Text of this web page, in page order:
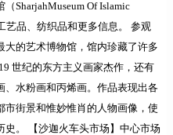
SharjahMuseum Of Islamic
品、纺织品和更多信息。 参观
大的艺术博物馆，馆内珍藏了许多
世纪的东方主义画家杰作，还有
、水粉画和丙烯画。作品表现出各
街景和惟妙惟肖的人物画像，使
史。
【沙迦火车头市场】 中心市场